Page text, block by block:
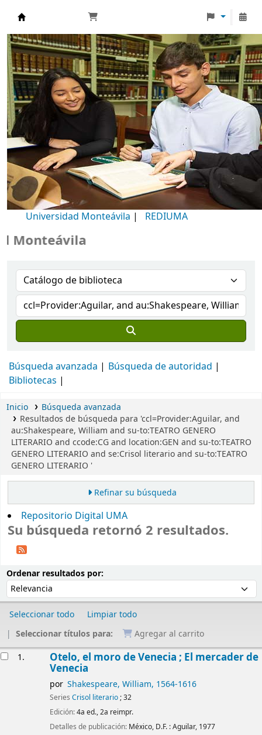
Biblioteca Universidad Monteávila
Universidad Monteávila | REDIUMA
Búsqueda avanzada
Búsqueda de autoridad
Bibliotecas
Inicio
Búsqueda avanzada
Resultados de búsqueda para 'ccl=Provider:Aguilar, and
au:Shakespeare, William and su-to:TEATRO GENERO
LITERARIO and ccode:CG and location:GEN and su-to:TEATRO
GENERO LITERARIO and se:Crisol literario and su-to:TEATRO
GENERO LITERARIO '
Refinar su búsqueda
Repositorio Digital UMA
Su búsqueda retornó 2 resultados.
Ordenar resultados por:
Seleccionar todo
Limpiar todo
Seleccionar títulos para:
Agregar al carrito
1. Otelo, el moro de Venecia ; El mercader de
Venecia
por Shakespeare, William, 1564-1616
Series Crisol literario; 32
Edición:4a ed., 2a reimpr.
Detalles de publicación: México, D.F. :Aguilar, 1977